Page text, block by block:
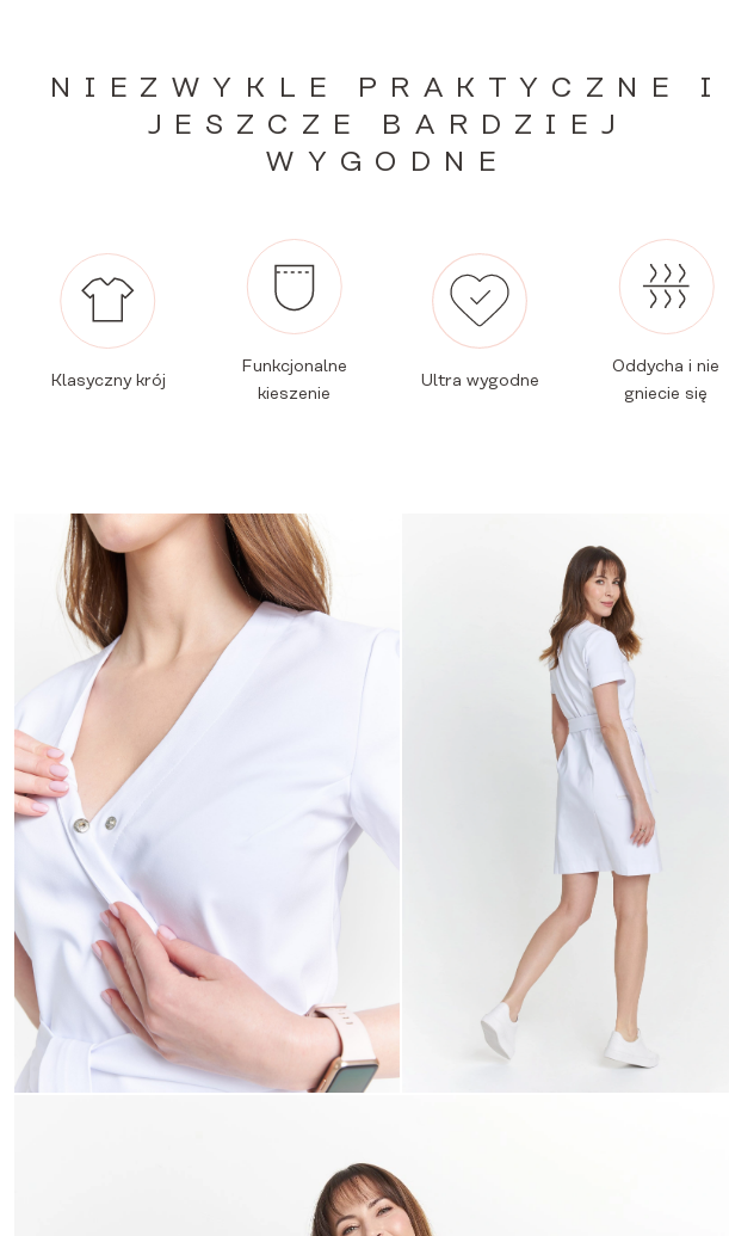
NIEZWYKLE PRAKTYCZNE I
JESZCZE BARDZIEJ
WYGODNE
Klasyczny krój
Funkcjonalne
kieszenie
Ultra wygodne
Oddycha i nie
gniecie się